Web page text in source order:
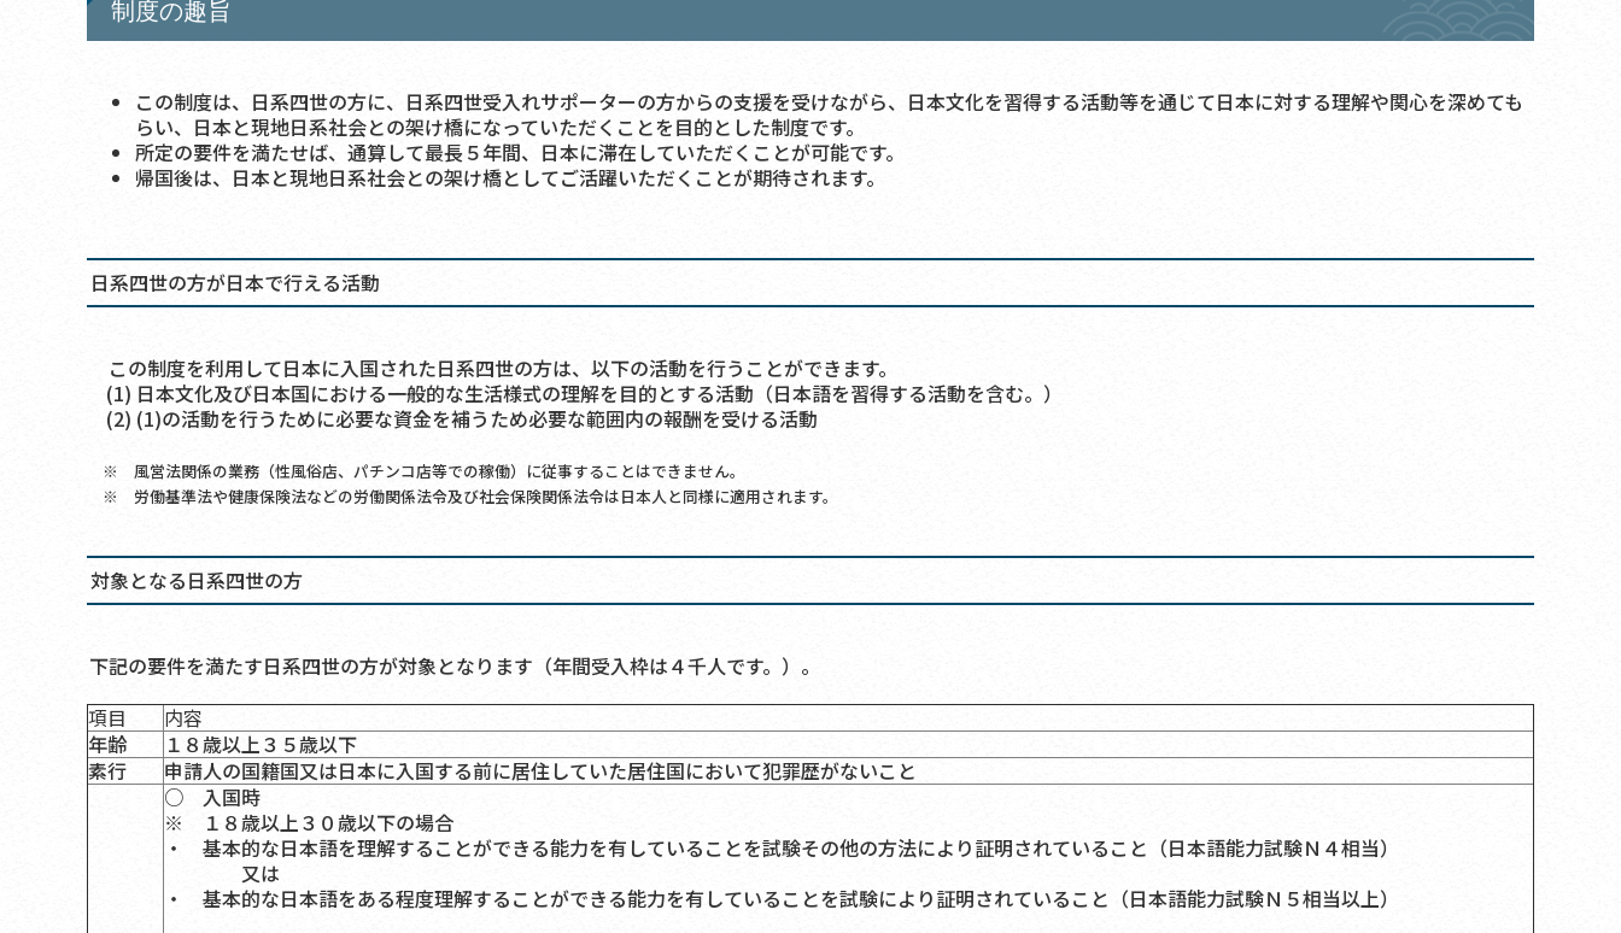
制度の趣旨
この制度は、日系四世の方に、日系四世受入れサポーターの方からの支援を受けながら、日本文化を習得する活動等を通じて日本に対する理解や関心を深めても
らい、日本と現地日系社会との架け橋になっていただくことを目的とした制度です。
所定の要件を満たせば、通算して最長５年間、日本に滞在していただくことが可能です。
帰国後は、日本と現地日系社会との架け橋としてご活躍いただくことが期待されます。
日系四世の方が日本で行える活動
この制度を利用して日本に入国された日系四世の方は、以下の活動を行うことができます。
(1) 日本文化及び日本国における一般的な生活様式の理解を目的とする活動（日本語を習得する活動を含む。）
(2) (1)の活動を行うために必要な資金を補うため必要な範囲内の報酬を受ける活動
※ 風営法関係の業務（性風俗店、パチンコ店等での稼働）に従事することはできません。
※ 労働基準法や健康保険法などの労働関係法令及び社会保険関係法令は日本人と同様に適用されます。
対象となる日系四世の方
下記の要件を満たす日系四世の方が対象となります（年間受入枠は４千人です。）。
項目
内容
年齢
１８歳以上３５歳以下
素行
申請人の国籍国又は日本に入国する前に居住していた居住国において犯罪歴がないこと
○ 入国時
※ １８歳以上３０歳以下の場合
・ 基本的な日本語を理解することができる能力を有していることを試験その他の方法により証明されていること（日本語能力試験Ｎ４相当）
又は
・ 基本的な日本語をある程度理解することができる能力を有していることを試験により証明されていること（日本語能力試験Ｎ５相当以上）